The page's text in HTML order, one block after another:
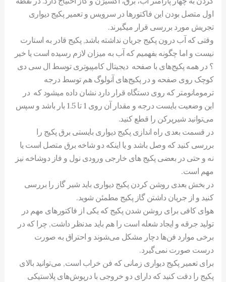
اول متصل بودن این فاکتورها در سرویس و تعمیر پکیج دیواری
تجریش مورد بررسی قرار میگیرند.
وقتی که آب درون پکیج جریان نداشته باشد, پکیج قادر به استارت
نیست و اما چگونه بفهمیم که آب به میزان لازم رسیده است یا خیر
؟ در همه پکیج‌های با صفحه دیجیتال کامپیوتری توسط ال سی دی
کوچک روی صفحه و در پکیج‌های آنولوگ هم توسط درجه
ترمومانومتر که روی دستگاه قرار دارد نشان داده میشود که در
این وضعیت بایست درجه و مقدار آن روی 1 تا 1.5 بار باشد و سپس
می‌توانید شیرپرکن را قطع کنید.
در قسمت بعدی راه اندازی پکیج دیواری بایستی برق پکیج را
بررسی کنید که وصل باشد و یا اینکه دو شاخه برق متصل است یا
نه و حتی در بعضی پکیج های خارجی ورودی نول و فاز دوشاخه نیز
مهم است.
در بخش بعدی روشن کردن پکیج دیواری باید شیر گاز را بررسی
کنید و از جریان داشتن گاز پکیج مطمئن شوید.
هوای کافی برای روشن شدن پکیج که یکی از فاکتورهای مهم در
تولید جرقه و ایجاد شعله است را هم باید مدنظر داشت, چرا که در
برخی موارد فن‌ها دچار مشکل می‌شوند و احتراق به صورت
درست صورت نمی‌گیرد.
برای تعمیر پکیج دیواری زمانی که فن‌ خراب است, می‌توانید بالای
پکیج را دقت کنید که دارای دو خروجی با درپوش‌های پلاستیکی